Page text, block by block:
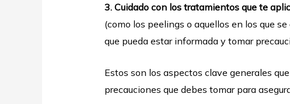
3. Cuidado con los tratamientos que te
(como los peelings o aquellos en los que
que pueda estar informada y tomar
Estos son los aspectos clave generales
precauciones que debes tomar para